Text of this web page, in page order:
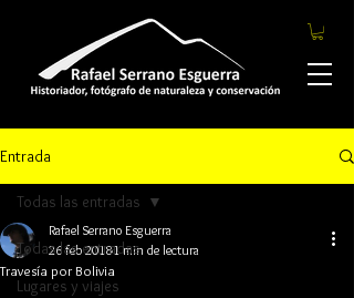
Entrada
Todas las entradas
Lugares y viajes
Todas las entradas
Travesía por Bolivia
Rafael Serrano Esguerra
26 feb 20181 min de lectura